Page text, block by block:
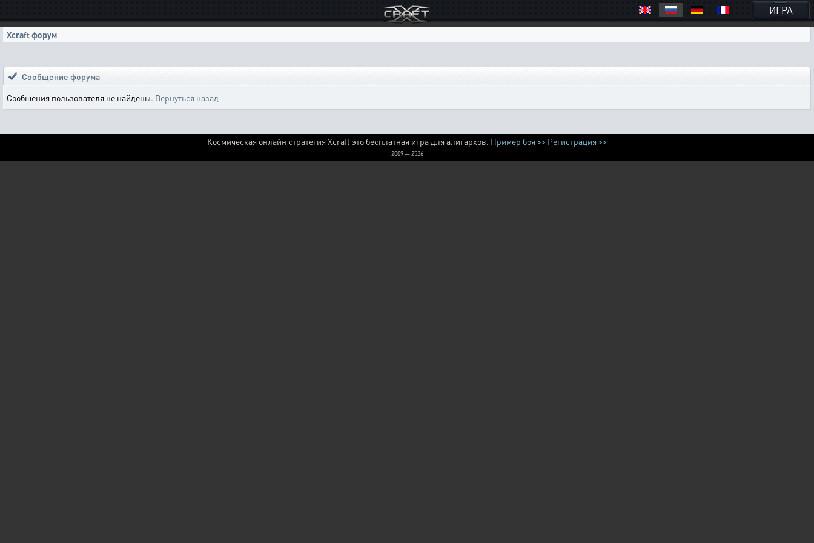
ИГРА
Xcraft форум
Сообщение форума
Сообщения пользователя не найдены. Вернуться назад
Космическая онлайн стратегия Xcraft это бесплатная игра для алигархов. Пример боя >> Регистрация >>
2009 — 2526